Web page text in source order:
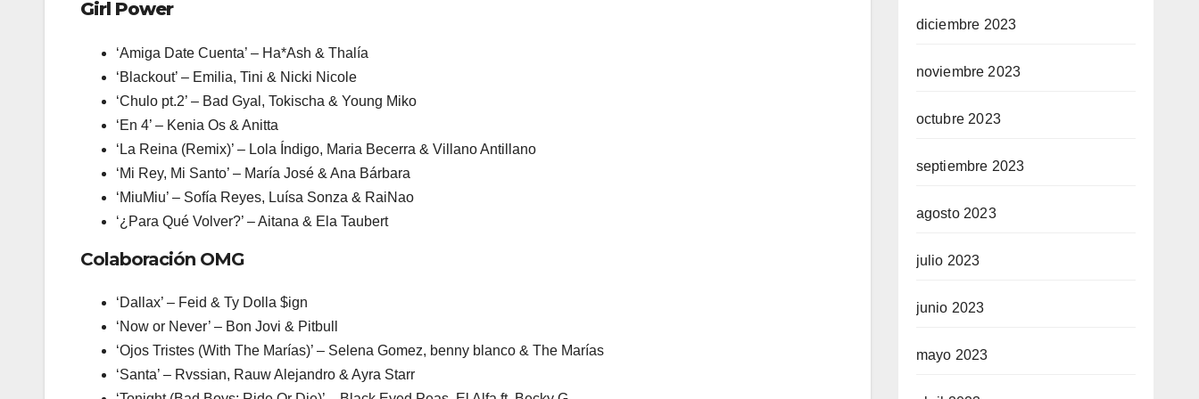
Girl Power
‘Amiga Date Cuenta’ – Ha*Ash & Thalía
‘Blackout’ – Emilia, Tini & Nicki Nicole
‘Chulo pt.2’ – Bad Gyal, Tokischa & Young Miko
‘En 4’ – Kenia Os & Anitta
‘La Reina (Remix)’ – Lola Índigo, Maria Becerra & Villano Antillano
‘Mi Rey, Mi Santo’ – María José & Ana Bárbara
‘MiuMiu’ – Sofía Reyes, Luísa Sonza & RaiNao
‘¿Para Qué Volver?’ – Aitana & Ela Taubert
Colaboración OMG
‘Dallax’ – Feid & Ty Dolla $ign
‘Now or Never’ – Bon Jovi & Pitbull
‘Ojos Tristes (With The Marías)’ – Selena Gomez, benny blanco & The Marías
‘Santa’ – Rvssian, Rauw Alejandro & Ayra Starr
diciembre 2023
noviembre 2023
octubre 2023
septiembre 2023
agosto 2023
julio 2023
junio 2023
mayo 2023